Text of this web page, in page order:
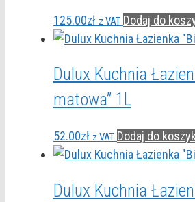
125.00zł z VAT Dodaj do
Dulux Kuchnia
matowa” 1L
52.00zł z VAT Dodaj do
Dulux Kuchnia